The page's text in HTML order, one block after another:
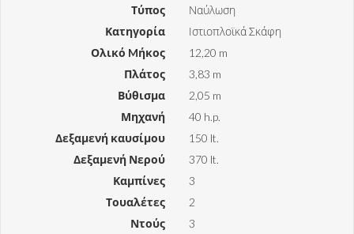
Τύπος
Ναύλωση
Κατηγορία
Ιστιοπλοϊκά Σκάφη
Ολικό Mήκος
12,20 m
Πλάτος
3,83 m
Βύθισμα
2,05 m
Μηχανή
40 h.p.
Δεξαμενή καυσίμου
150 lt.
Δεξαμενή Νερού
370 lt.
Καμπίνες
3
Τουαλέτες
2
Ντούς
3